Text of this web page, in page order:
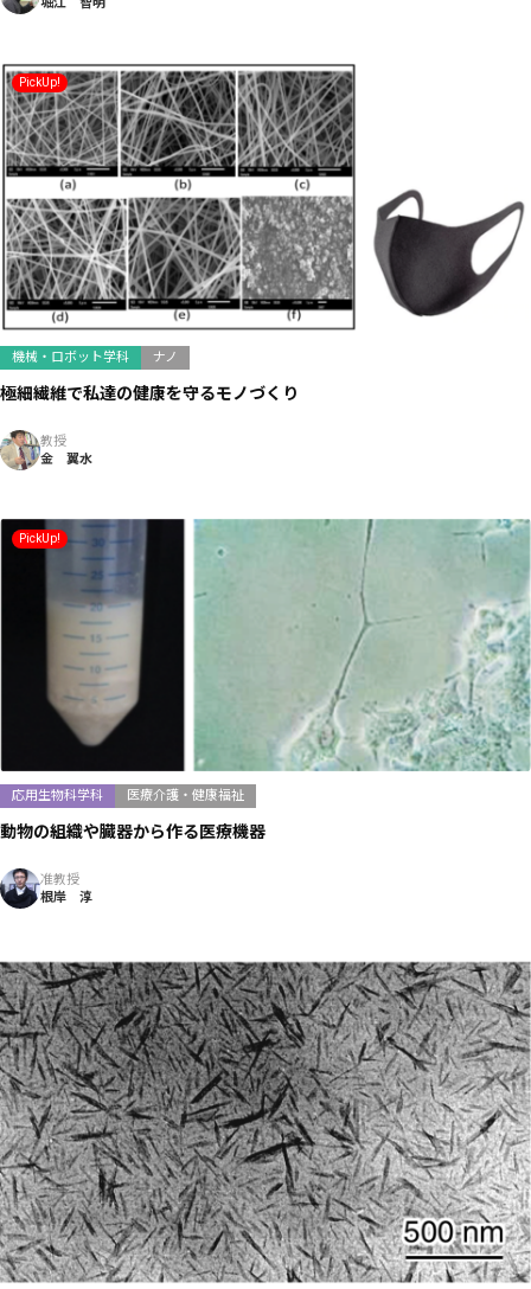
堀江 智明
機械・ロボット学科 ナノ
極細繊維で私達の健康を守るモノづくり
教授
金 翼水
PickUp!
応用生物科学科 医療介護・健康福祉
動物の組織や臓器から作る医療機器
准教授
根岸 淳
PickUp!